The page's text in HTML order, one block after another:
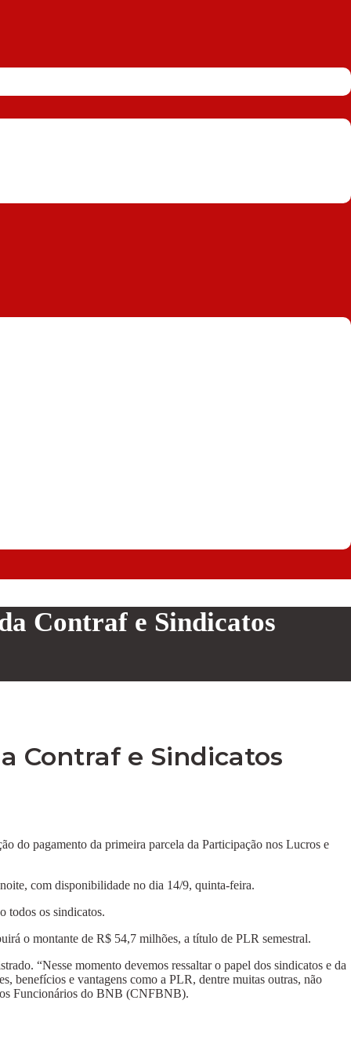
Contraf e Sindicatos
Contraf e Sindicatos
do pagamento da primeira parcela da Participação nos Lucros e
com disponibilidade no dia 14/9, quinta-feira.
todos os sindicatos.
o montante de R$ 54,7 milhões, a título de PLR semestral.
“Nesse momento devemos ressaltar o papel dos sindicatos e da
benefícios e vantagens como a PLR, dentre muitas outras, não
Funcionários do BNB (CNFBNB).